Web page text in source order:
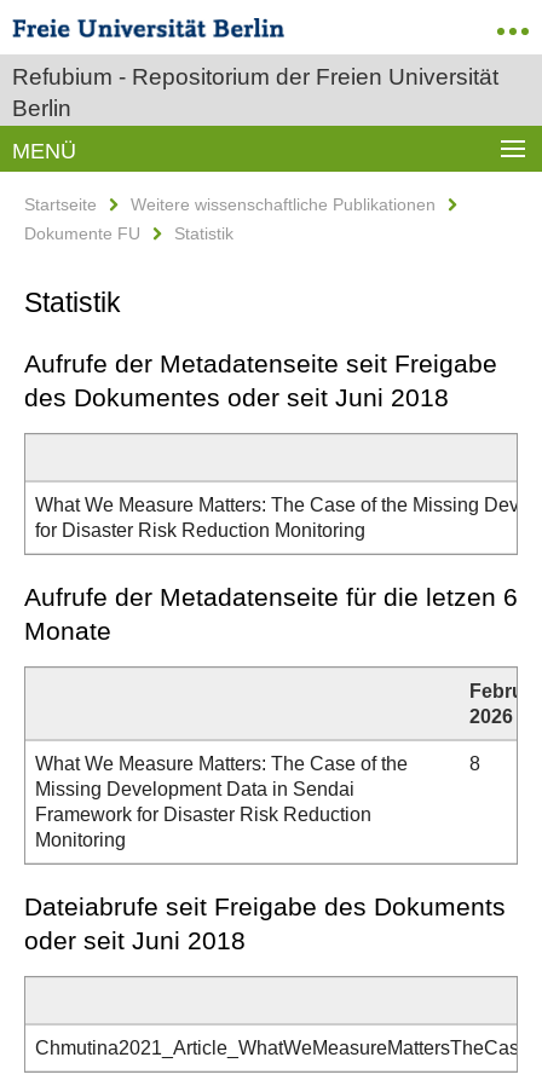
Refubium - Repositorium der Freien Universität
Berlin
MENÜ
Startseite
Weitere wissenschaftliche Publikationen
Dokumente FU
Statistik
Statistik
Aufrufe der Metadatenseite seit Freigabe
des Dokumentes oder seit Juni 2018
What We Measure Matters: The Case of the Missing
for Disaster Risk Reduction Monitoring
Aufrufe der Metadatenseite für die letzen 6
Monate
Februar
2026
What We Measure Matters: The Case of the
Missing Development Data in Sendai
Framework for Disaster Risk Reduction
Monitoring
8
Dateiabrufe seit Freigabe des Dokuments
oder seit Juni 2018